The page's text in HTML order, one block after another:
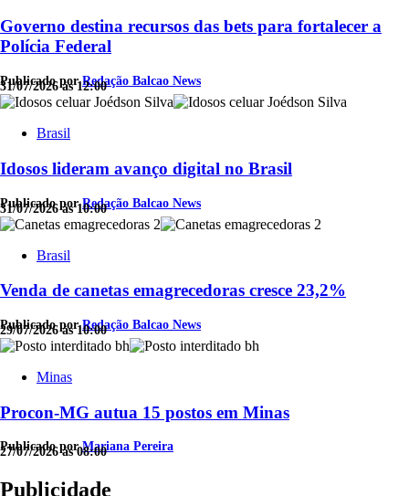
Governo destina recursos das bets para fortalecer a
Polícia Federal
Publicado porRedação Balcao News
31/07/2026 às 12:00
Brasil
Idosos lideram avanço digital no Brasil
Publicado porRedação Balcao News
31/07/2026 às 10:00
Brasil
Venda de canetas emagrecedoras cresce 23,2%
Publicado porRedação Balcao News
29/07/2026 às 10:00
Minas
Procon-MG autua 15 postos em Minas
Publicado porMariana Pereira
27/07/2026 às 08:00
Publicidade